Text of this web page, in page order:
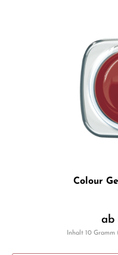
Colour
ab
Inhalt 10 Gramm